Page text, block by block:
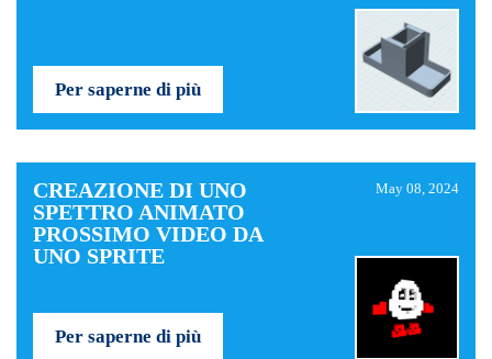
Per saperne di più
CREAZIONE DI UNO
SPETTRO ANIMATO
PROSSIMO VIDEO DA
UNO SPRITE
May 08, 2024
Per saperne di più